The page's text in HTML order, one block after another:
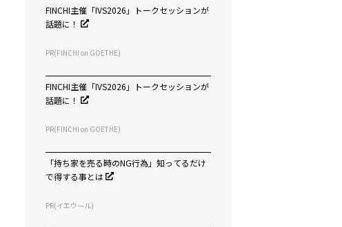
FINCHI主催「IVS2026」トークセッションが
話題に！
PR(FINCHI on GOETHE)
FINCHI主催「IVS2026」トークセッションが
話題に！
PR(FINCHI on GOETHE)
「持ち家を売る時のNG行為」知ってるだけ
で得する事とは
PR(イエウール)